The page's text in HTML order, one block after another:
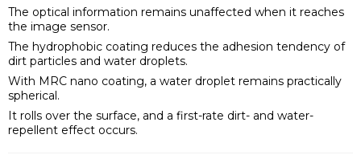
The optical information remains unaffected when it reaches
the image sensor.
The hydrophobic coating reduces the adhesion tendency of
dirt particles and water droplets.
With MRC nano coating, a water droplet remains practically
spherical.
It rolls over the surface, and a first-rate dirt- and water-
repellent effect occurs.